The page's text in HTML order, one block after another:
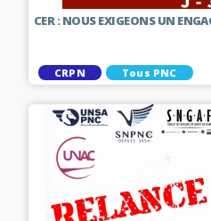
CER : NOUS EXIGEONS UN
CRPN Tous PNC